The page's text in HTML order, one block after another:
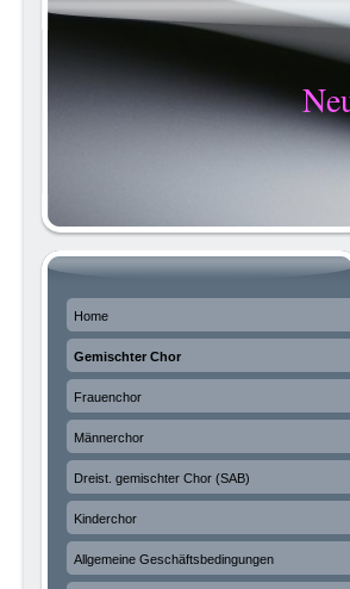
Home
Gemischter Chor
Frauenchor
Männerchor
Dreist. gemischter Chor (SAB)
Kinderchor
Allgemeine Geschäftsbedingungen